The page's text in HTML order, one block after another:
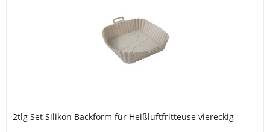
2tlg Set Silikon Backform für Heißluftfritteuse viereckig